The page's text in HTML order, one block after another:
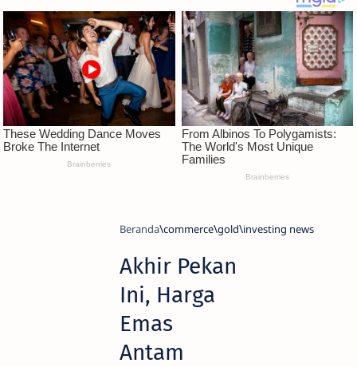
Beranda commerce gold investing news
Akhir Pekan
Ini, Harga
Emas
Antam